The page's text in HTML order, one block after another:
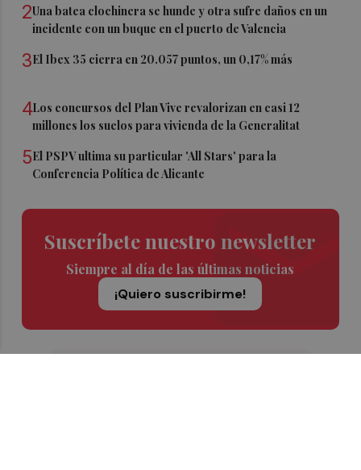
2Una batea clochinera se hunde y otra sufre daños en un
incidente con un buque en el puerto de Valencia
3El Ibex 35 cierra en 20.057 puntos, un 0,17% más
4Los concursos del Plan Vive revalorizan en casi 12
millones los suelos para vivienda de la Generalitat
5El PSPV ultima su particular 'All Stars' para la
Conferencia Política de Alicante
Suscríbete nuestro newsletter
Siempre al día de las últimas noticias
¡Quiero suscribirme!